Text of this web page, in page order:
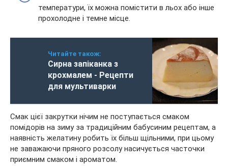
температури, їх можна помістити в льох або інше
прохолодне і темне місце.
Читайте також:
Сирна запіканка з
крохмалем - Рецепти
для мультиварки
Смак цієї закрутки нічим не поступається смаком
помідорів на зиму за традиційним бабусиним рецептам, а
наявність желатину робить їх більш щільними, при цьому
не заважаючи пряного розсолу насичується часточки
приємним смаком і ароматом.